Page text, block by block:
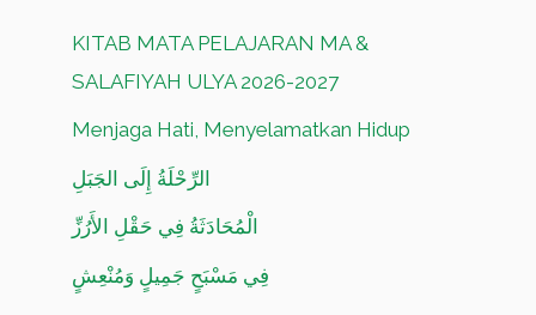
KITAB MATA PELAJARAN MA &
SALAFIYAH ULYA 2026-2027
Menjaga Hati, Menyelamatkan Hidup
الرِّحْلَةُ إِلَى الجَبَلِ
الْمُحَادَثَةُ فِي حَقْلِ الأَرُزِّ
فِي مَسْبَحٍ جَمِيلٍ وَمُنْعِشٍ